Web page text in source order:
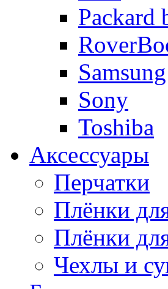
Packard
Samsung
Sony
Toshiba
Аксессуары
Перчатки
Плёнки
Плёнки
Чехлы и